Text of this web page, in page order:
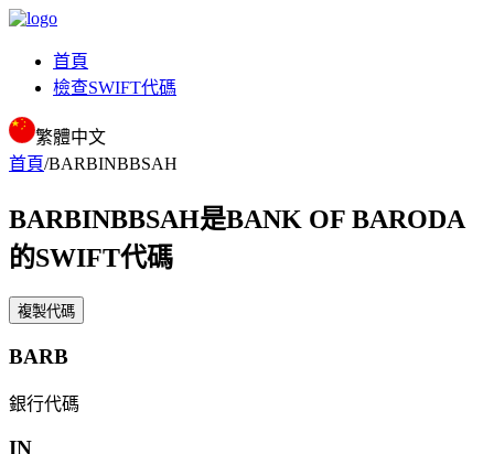
首頁
檢查SWIFT代碼
繁體中文
首頁/BARBINBBSAH
BARBINBBSAH是BANK OF BARODA
的SWIFT代碼
複製代碼
BARB
銀行代碼
IN